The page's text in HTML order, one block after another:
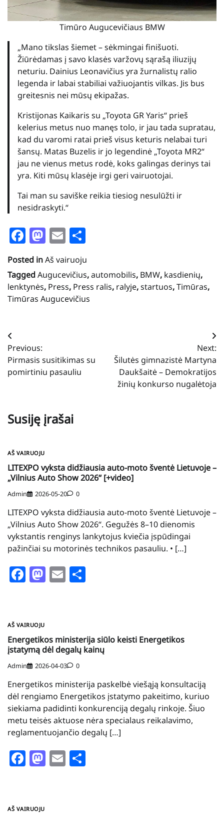
Timūro Augucevičiaus BMW
„Mano tikslas šiemet – sėkmingai finišuoti.
Žiūrėdamas į savo klasės varžovų sąrašą iliuzijų
neturiu. Dainius Leonavičius yra žurnalistų ralio
legenda ir labai stabiliai važiuojantis vilkas. Jis bus
greitesnis nei mūsų ekipažas.
Kristijonas Kaikaris su „Toyota GR Yaris“ prieš
kelerius metus nuo manęs tolo, ir jau tada supratau,
kad du varomi ratai prieš visus keturis nelabai turi
šansų. Matas Buzelis ir jo legendinė „Toyota MR2“
jau ne vienus metus rodė, koks galingas derinys tai
yra. Kiti mūsų klasėje irgi geri vairuotojai.
Tai man su saviške reikia tiesiog nesulūžti ir
nesidraskyti.“
Facebook
Mastodon
Email
Posted inAš vairuoju
TaggedAugucevičius,automobilis, BMW, kasdienių,
lenktynės, Press, Press ralis, ralyje,startuos,Timūras,
Timūras Augucevičius
Navigacija
tarp
įrašų
Previous:
Pirmasis susitikimas su
pomirtiniu pasauliu
Next:
Šilutės gimnazistė Martyna
Daukšaitė – Demokratijos
žinių konkurso nugalėtoja
Susiję įrašai
AŠ VAIRUOJU
LITEXPO vyksta didžiausia auto-moto šventė Lietuvoje –
„Vilnius Auto Show 2026“ [+video]
Admin 2026-05-20 0
LITEXPO vyksta didžiausia auto-moto šventė Lietuvoje –
„Vilnius Auto Show 2026“. Gegužės 8–10 dienomis
vykstantis renginys lankytojus kviečia įspūdingai
pažinčiai su motorinės technikos pasauliu. • […]
Facebook
Mastodon
Email
AŠ VAIRUOJU
Energetikos ministerija siūlo keisti Energetikos
įstatymą dėl degalų kainų
Admin 2026-04-03 0
Energetikos ministerija paskelbė viešąją konsultaciją
dėl rengiamo Energetikos įstatymo pakeitimo, kuriuo
siekiama padidinti konkurenciją degalų rinkoje. Šiuo
metu teisės aktuose nėra specialaus reikalavimo,
reglamentuojančio degalų […]
Facebook
Mastodon
Email
AŠ VAIRUOJU